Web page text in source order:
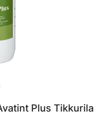
Plus Tikkurila